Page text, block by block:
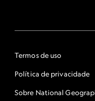
Termos de uso
Política de privacidade
Sobre National